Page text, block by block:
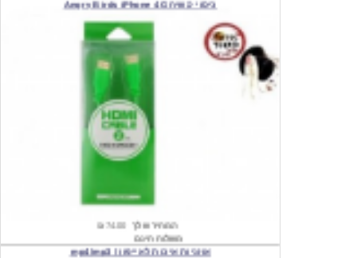
₪74.00
המחיר שלך
משלוח חינם
אוזניות איכות לאייפון / mp4/mp3